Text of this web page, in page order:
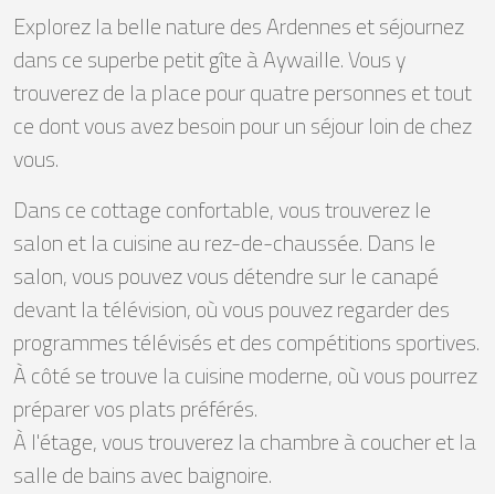
Explorez la belle nature des Ardennes et séjournez
dans ce superbe petit gîte à Aywaille. Vous y
trouverez de la place pour quatre personnes et tout
ce dont vous avez besoin pour un séjour loin de chez
vous.
Dans ce cottage confortable, vous trouverez le
salon et la cuisine au rez-de-chaussée. Dans le
salon, vous pouvez vous détendre sur le canapé
devant la télévision, où vous pouvez regarder des
programmes télévisés et des compétitions sportives.
À côté se trouve la cuisine moderne, où vous pourrez
préparer vos plats préférés.
À l'étage, vous trouverez la chambre à coucher et la
salle de bains avec baignoire.